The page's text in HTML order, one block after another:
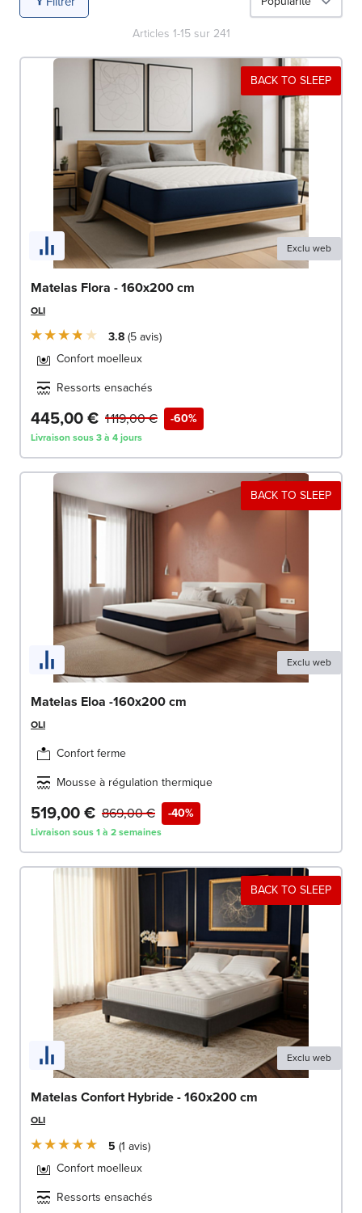
Articles 1-15sur 241
BACK TO SLEEP
Exclu web
Matelas Flora - 160x200 cm
OLI
3.8 5avis
Confort moelleux
Ressorts ensachés
445,00 € -60%
1 119,00 €
Livraison sous 3 à 4 jours
BACK TO SLEEP
Exclu web
Matelas Eloa -160x200 cm
OLI
Confort ferme
Mousse à régulation thermique
519,00 € -40%
869,00 €
Livraison sous 1 à 2 semaines
BACK TO SLEEP
Exclu web
Matelas Confort Hybride - 160x200 cm
OLI
5 1 avis
Confort moelleux
Ressorts ensachés